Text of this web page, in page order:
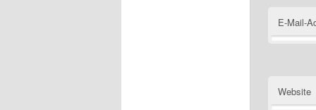
E-Mail-
Website